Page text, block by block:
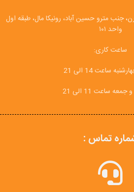
جنب مترو حسین آباد، رونیکا مال، طبقه اول
واحد ۱۰۱
ساعت کاری:
ساعت 14 الی 21
ساعت 11 الی 21
تماس :